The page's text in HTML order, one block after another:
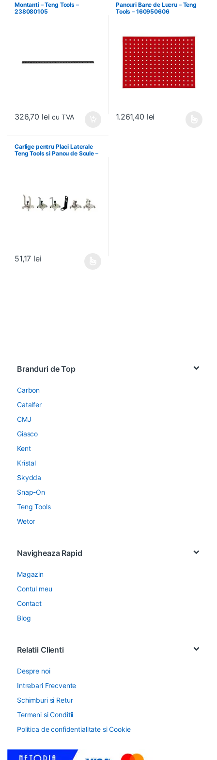
Montanti – Teng Tools –
238080105
326,70 lei cu TVA
Panouri Banc de Lucru – Teng
Tools – 160950606
1.261,40 lei
Carlige pentru Placi Laterale
Teng Tools si Panou de Scule –
51,17 lei
Branduri de Top
Carbon
Catalfer
CMJ
Giasco
Kent
Kristal
Skydda
Snap-On
Teng Tools
Wetor
Navigheaza Rapid
Magazin
Contul meu
Contact
Blog
Relatii Clienti
Despre noi
Intrebari Frecvente
Schimburi si Retur
Termeni si Conditii
Politica de confidentialitate si Cookie